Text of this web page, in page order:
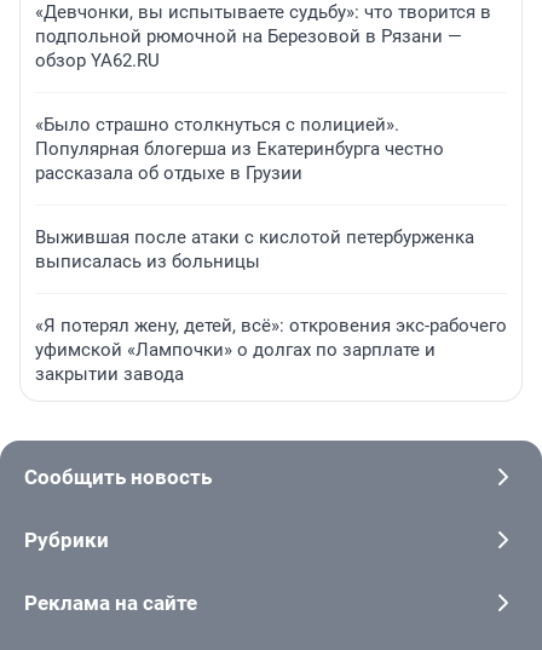
«Девчонки, вы испытываете судьбу»: что творится в
подпольной рюмочной на Березовой в Рязани —
обзор YA62.RU
«Было страшно столкнуться с полицией».
Популярная блогерша из Екатеринбурга честно
рассказала об отдыхе в Грузии
Выжившая после атаки с кислотой петербурженка
выписалась из больницы
«Я потерял жену, детей, всё»: откровения экс-рабочего
уфимской «Лампочки» о долгах по зарплате и
закрытии завода
Сообщить новость
Рубрики
Реклама на сайте